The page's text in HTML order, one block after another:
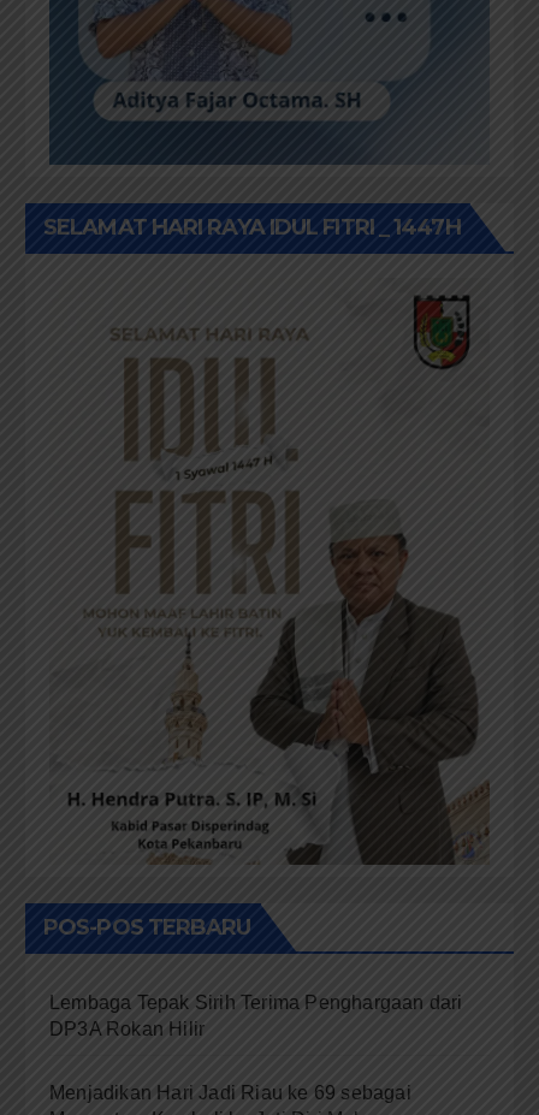
SELAMAT HARI RAYA IDUL FITRI _ 1447H
POS-POS TERBARU
Lembaga Tepak Sirih Terima Penghargaan dari
DP3A Rokan Hilir
Menjadikan Hari Jadi Riau ke 69 sebagai